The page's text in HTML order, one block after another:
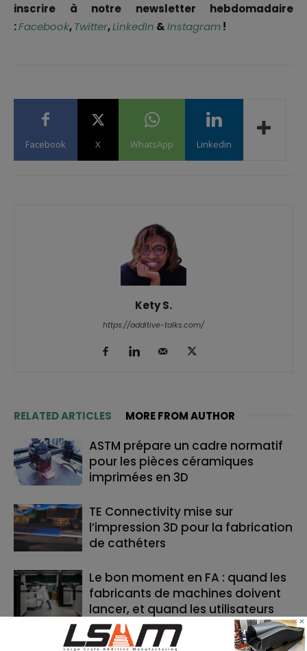
inscrire à notre newsletter hebdomadaire
:Facebook,Twitter,LinkedIn &Instagram!
Facebook X WhatsApp Linkedin
Kety S.
https://additive-talks.com/
RELATED ARTICLES MORE FROM AUTHOR
ASTM prépare un cadre normatif
pour les pièces céramiques
imprimées en 3D
TE Connectivity mise sur
l’impression 3D pour la fabrication
de cathéters
Le bon moment en FA : quand les
fabricants de machines doivent
lancer, et quand les utilisateurs
doivent investir
×